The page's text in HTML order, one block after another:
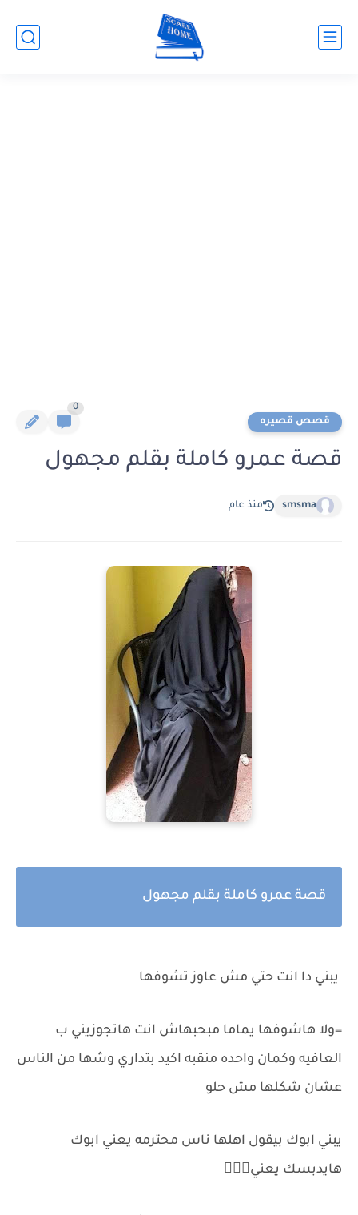
قصص قصيره
0
قصة عمرو كاملة بقلم مجهول
smsma منذ عام
قصة عمرو كاملة بقلم مجهول
يبني دا انت حتي مش عاوز تشوفها
=ولا هاشوفها يماما مبحبهاش انت هاتجوزيني ب
العافيه وكمان واحده منقبه اكيد بتداري وشها من الناس
عشان شكلها مش حلو
يبني ابوك بيقول اهلها ناس محترمه يعني ابوك
هايدبسك يعني🤦🏻‍♀️